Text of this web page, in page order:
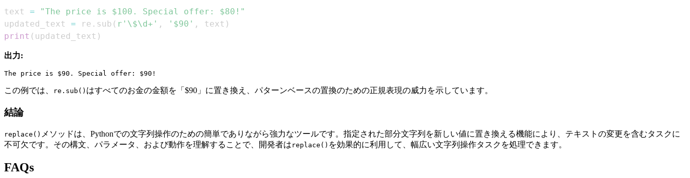
text =
"The price is $100. Special offer: $80!"
updated_text = re . sub ( r'\$\d+' , '$90' , text )
print ( updated_text )
出力:
この例では、 re.sub() はすべてのお金の金額を「$90」に置き換え、パターンベースの置換のための正規表現の威力を示しています。
結論
replace() メソッドは、Pythonでの文字列操作のための簡単でありながら強力なツールです。指定された部分文字列を新しい値に置き換える機能により、テキストの変更を含むタスクに
不可欠です。その構文、パラメータ、および動作を理解することで、開発者は replace() を効果的に利用して、幅広い文字列操作タスクを処理できます。
FAQs